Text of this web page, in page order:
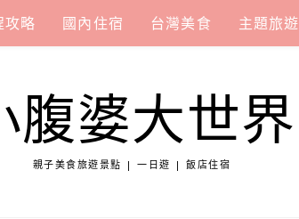
攻略 國內住宿 台灣美食 主題旅遊
腹婆大世界
親子美食旅遊景點 | 一日遊 | 飯店住宿